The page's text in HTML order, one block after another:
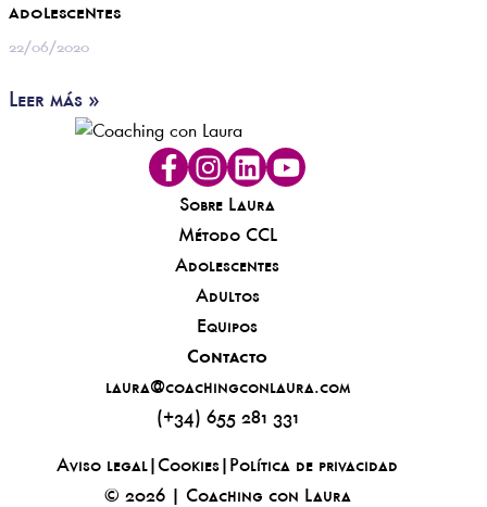
adolescentes
22/06/2020
Leer más »
Sobre Laura
Método CCL
Adolescentes
Adultos
Equipos
Contacto
laura@coachingconlaura.com
(+34) 655 281 331
© 2026 | Coaching con Laura
Aviso legal |Cookies Política de privacidad